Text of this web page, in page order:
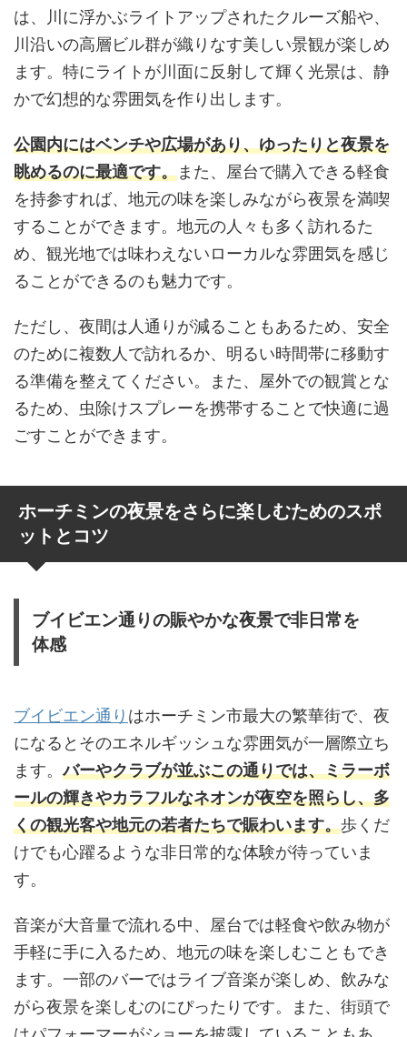
は、川に浮かぶライトアップされたクルーズ船や、
川沿いの高層ビル群が織りなす美しい景観が楽しめ
ます。特にライトが川面に反射して輝く光景は、静
かで幻想的な雰囲気を作り出します。
公園内にはベンチや広場があり、ゆったりと夜景を
眺めるのに最適です。また、屋台で購入できる軽食
を持参すれば、地元の味を楽しみながら夜景を満喫
することができます。地元の人々も多く訪れるた
め、観光地では味わえないローカルな雰囲気を感じ
ることができるのも魅力です。
ただし、夜間は人通りが減ることもあるため、安全
のために複数人で訪れるか、明るい時間帯に移動す
る準備を整えてください。また、屋外での観賞とな
るため、虫除けスプレーを携帯することで快適に過
ごすことができます。
ホーチミンの夜景をさらに楽しむためのスポ
ットとコツ
ブイビエン通りの賑やかな夜景で非日常を
体感
ブイビエン通り はホーチミン市最大の繁華街で、夜
になるとそのエネルギッシュな雰囲気が一層際立ち
ます。バーやクラブが並ぶこの通りでは、ミラーボ
ールの輝きやカラフルなネオンが夜空を照らし、多
くの観光客や地元の若者たちで賑わいます。歩くだ
けでも心躍るような非日常的な体験が待っていま
す。
音楽が大音量で流れる中、屋台では軽食や飲み物が
手軽に手に入るため、地元の味を楽しむこともでき
ます。一部のバーではライブ音楽が楽しめ、飲みな
がら夜景を楽しむのにぴったりです。また、街頭で